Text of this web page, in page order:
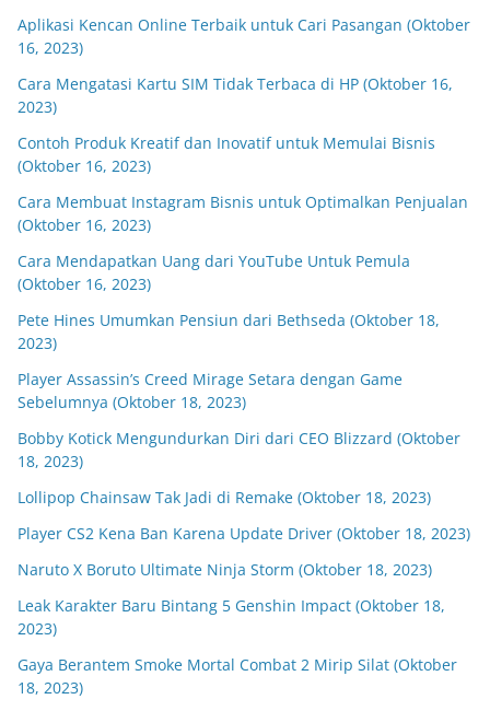
Aplikasi Kencan Online Terbaik untuk Cari Pasangan (Oktober
16, 2023)
Cara Mengatasi Kartu SIM Tidak Terbaca di HP (Oktober 16,
2023)
Contoh Produk Kreatif dan Inovatif untuk Memulai Bisnis
(Oktober 16, 2023)
Cara Membuat Instagram Bisnis untuk Optimalkan Penjualan
(Oktober 16, 2023)
Cara Mendapatkan Uang dari YouTube Untuk Pemula
(Oktober 16, 2023)
Pete Hines Umumkan Pensiun dari Bethseda (Oktober 18,
2023)
Player Assassin’s Creed Mirage Setara dengan Game
Sebelumnya (Oktober 18, 2023)
Bobby Kotick Mengundurkan Diri dari CEO Blizzard (Oktober
18, 2023)
Lollipop Chainsaw Tak Jadi di Remake (Oktober 18, 2023)
Player CS2 Kena Ban Karena Update Driver (Oktober 18, 2023)
Naruto X Boruto Ultimate Ninja Storm (Oktober 18, 2023)
Leak Karakter Baru Bintang 5 Genshin Impact (Oktober 18,
2023)
Gaya Berantem Smoke Mortal Combat 2 Mirip Silat (Oktober
18, 2023)